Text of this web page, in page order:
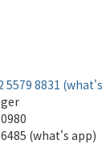
5579 8831 (what's
6485 (what's app)